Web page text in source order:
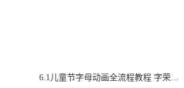
6.1儿童节字母动画全流程教程 字荣讲C4D+AE+PR建模渲染后期